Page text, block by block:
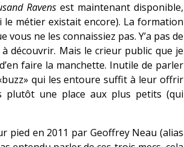
Ravens est maintenant disponible,
le métier existait encore). La formation
ne les connaissiez pas. Y’a pas de
découvrir. Mais le crieur public que je
faire la manchette. Inutile de parler
qui les entoure suffit à leur offrir
plutôt une place aux plus petits (qui
pied en 2011 par Geoffrey Neau (alias